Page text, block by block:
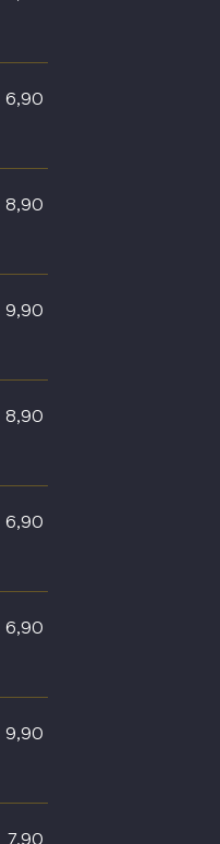
6,90
8,90
9,90
8,90
6,90
6,90
9,90
7,90